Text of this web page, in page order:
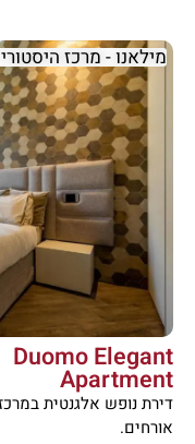




Duomo Elegant
Apartment
אורחים.
מילאנו - מרכז היסטורי